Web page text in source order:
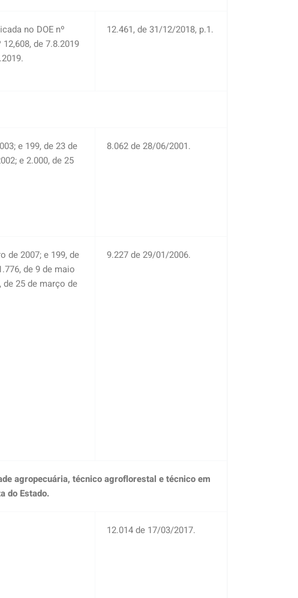
no DOE nº
12,608, de 7.8.2019
12.461, de 31/12/2018, p.1.
e 199, de 23 de
e 2.000, de 25
8.062 de 28/06/2001.
de 2007; e 199, de
de 9 de maio
de 25 de março de
9.227 de 29/01/2006.
agropecuária, técnico agroflorestal e técnico em
do Estado.
12.014 de 17/03/2017.